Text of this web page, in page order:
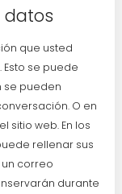
datos
que usted
se puede
se pueden
O en
sitio web. En los
rellenar sus
correo
durante